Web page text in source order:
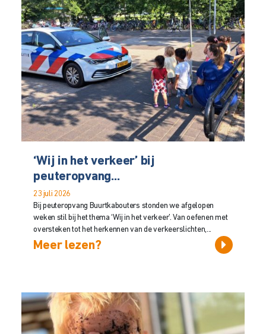
‘Wij in het verkeer’ bij
peuteropvang...
23 juli 2026
Bij peuteropvang Buurtkabouters stonden we afgelopen
weken stil bij het thema ‘Wij in het verkeer’. Van oefenen met
oversteken tot het herkennen van de verkeerslichten,...
Meer lezen?